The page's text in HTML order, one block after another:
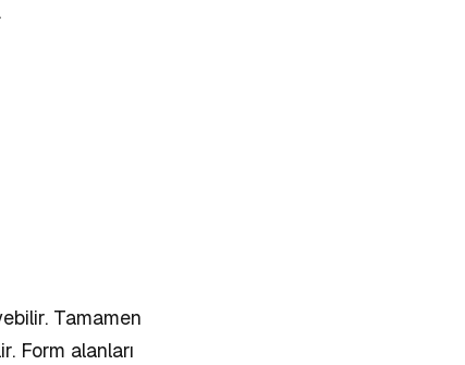
Tamamen
Form alanları